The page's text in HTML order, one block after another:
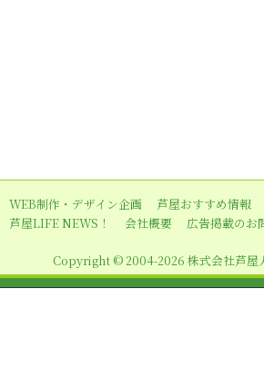
WEB制作・デザイン企画 芦屋おすすめ情報
芦屋LIFE NEWS！
会社概要 広告掲載のお
Copyright © 2004-2026 株式会社芦